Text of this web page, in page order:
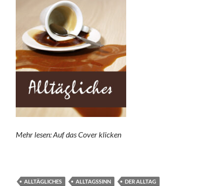
Mehr lesen: Auf das Cover klicken
ALLTÄGLICHES ALLTAGSSINN
DER ALLTAG